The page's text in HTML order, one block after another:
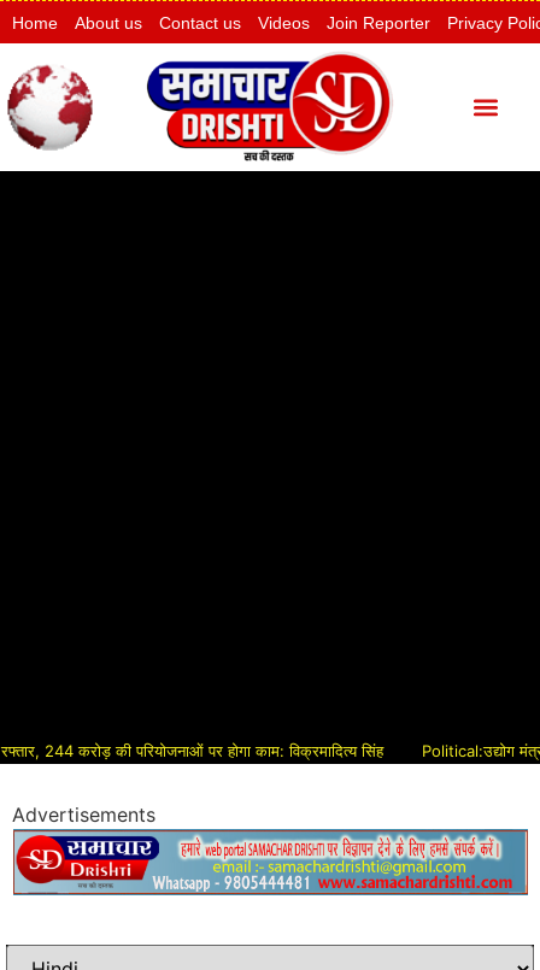
Home About us Contact us Videos Join Reporter Privacy
करोड़ की परियोजनाओं पर होगा काम: विक्रमादित्य सिंह Political:उद्योग मंत्री ने
Advertisements